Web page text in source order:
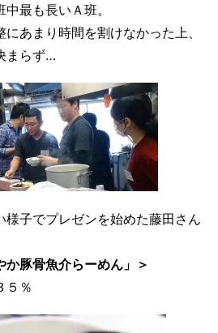
最も長いＡ班。
あまり時間を割けなかった上、
まらず…
様子でプレゼンを始めた藤田さん
豚骨魚介らーめん」＞
５％